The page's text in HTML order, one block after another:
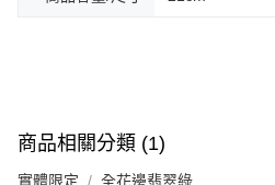
商品相關分類 (1)
實體限定 全花邊翡翠綠